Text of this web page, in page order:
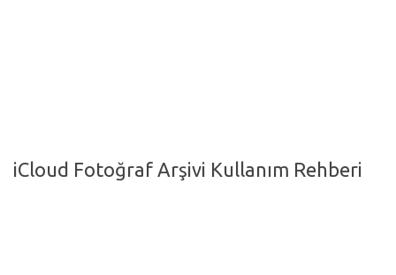
Cilt-Güzellik
iCloud Fotoğraf Arşivi Kullanım Rehberi